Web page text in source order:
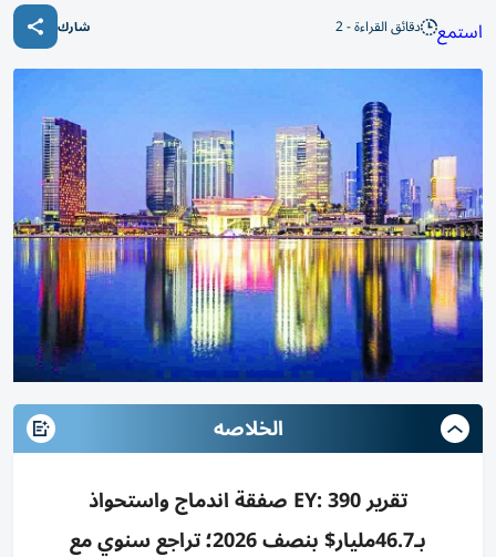
استمع دقائق القراءة - 2 شارك
الخلاصه
تقرير EY: 390 صفقة اندماج واستحواذ
بـ46.7مليار$ بنصف 2026؛ تراجع سنوي مع